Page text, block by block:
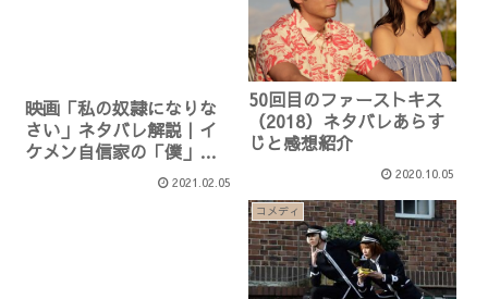
映画「私の奴隷になりな
さい」ネタバレ解説｜イ
ケメン自信家の「僕」が
2021.02.05
50回目のファーストキス
（2018）ネタバレあらす
じと感想紹介
2020.10.05
コメディ